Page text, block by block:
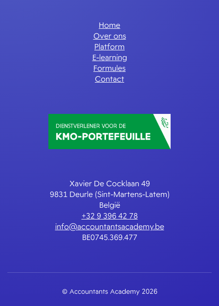
Home
Over ons
Platform
E-learning
Formules
Contact
Xavier De Cocklaan 49
9831 Deurle (Sint-Martens-Latem)
België
+32 9 396 42 78
info@accountantsacademy.be
BE0745.369.477
© Accountants Academy 2026